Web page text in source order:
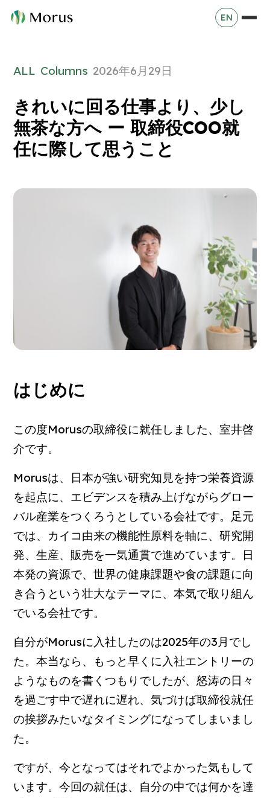
EN
ALL Columns 2026年6月29日
きれいに回る仕事より、少し
無茶な方へ ー 取締役COO就
任に際して思うこと
はじめに
この度Morusの取締役に就任しました、室井啓
介です。
Morusは、日本が強い研究知見を持つ栄養資源
を起点に、エビデンスを積み上げながらグロー
バル産業をつくろうとしている会社です。足元
では、カイコ由来の機能性原料を軸に、研究開
発、生産、販売を一気通貫で進めています。日
本発の資源で、世界の健康課題や食の課題に向
き合うという壮大なテーマに、本気で取り組ん
でいる会社です。
自分がMorusに入社したのは2025年の3月でし
た。本当なら、もっと早くに入社エントリーの
ようなものを書くつもりでしたが、怒涛の日々
を過ごす中で遅れに遅れ、気づけば取締役就任
の挨拶みたいなタイミングになってしまいまし
た。
ですが、今となってはそれでよかった気もして
います。今回の就任は、自分の中では何かを達